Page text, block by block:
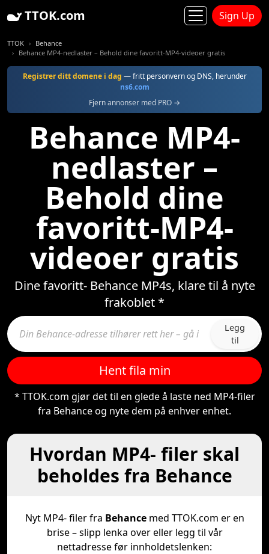
TTOK.com Sign Up
TTOK
Behance
Behance MP4-nedlaster – Behold dine favoritt-MP4-videoer gratis
Registrer ditt domene i dag — fritt personvern og DNS, herunder
ns6.com
Fjern annonser med PRO →
Behance MP4-
nedlaster –
Behold dine
favoritt-MP4-
videoer gratis
Dine favoritt- Behance MP4s, klare til å nyte
frakoblet *
Legg
til
Hent fila min
* TTOK.com gjør det til en glede å laste ned MP4-filer
fra Behance og nyte dem på enhver enhet.
Hvordan MP4- filer skal
beholdes fra Behance
Nyt MP4- filer fra Behancemed TTOK.com er en
brise – slipp lenka over eller legg til vår
nettadresse før innholdetslenken: